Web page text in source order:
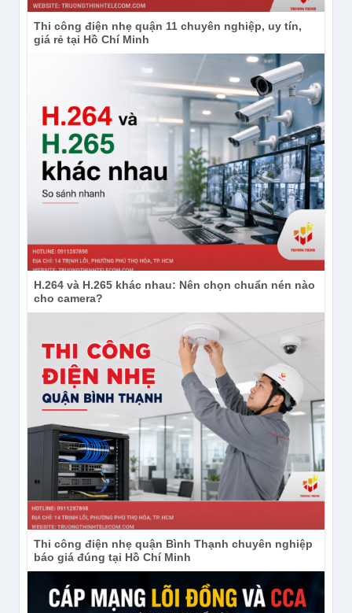
Ổ cứng SSD HIKVISION
T100I(STD)/1920G/Rose Gold
Ổ cứng SSD HIKVISION T100I(STD)
480G Rose Gold
Cần tư vấn Ổ cứng SSD
HIKVISION T100I(STD)/960G/Rose
Liên hệ Trường Thịnh để được kiểm tra tồn
kho, tư vấn cấu hình phù hợp và báo giá
chính xác trước khi đặt mua.
THÔNG TIN LIÊN HỆ & HỖ TRỢ
KHÁCH HÀNG:
CÔNG TY TNHH ĐẦU TƯ CÔNG NGHỆ TRƯỜNG
THỊNH
Địa chỉ : 14 Trịnh Lỗi, Phường Phú Thọ Hòa, TP.
HCM, Việt Nam
Điện thoại: (028) 38 101 698 – 0911 28 78 98
Kinh doanh: 0888 319 798 (Ms.Trang)
Email : truongthinhtelecom@gmail.com
Thi công điện nhẹ quận 11 chuyên nghiệp, uy tín,
giá rẻ tại Hồ Chí Minh
H.264 và H.265 khác nhau: Nên chọn chuẩn nén nào
cho camera?
Thi công điện nhẹ quận Bình Thạnh chuyên nghiệp
báo giá đúng tại Hồ Chí Minh